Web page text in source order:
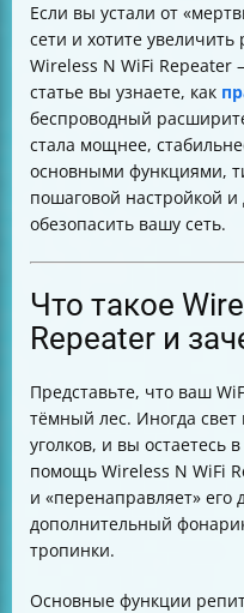
Сброс настроек до
Основные
Возможные
Как правильно
Итог
Если вы устали от
сети и хотите увеличить
Wireless N WiFi
статье вы узнаете, как
беспроводный
стала мощнее,
основными функциями,
пошаговой настройкой
обезопасить вашу сеть.
Что такое
Repeater и
Представьте, что ваш
тёмный лес. Иногда свет
уголков, и вы остаетесь
помощь Wireless N WiFi
и «перенаправляет» его
дополнительный
тропинки.
Основные функции